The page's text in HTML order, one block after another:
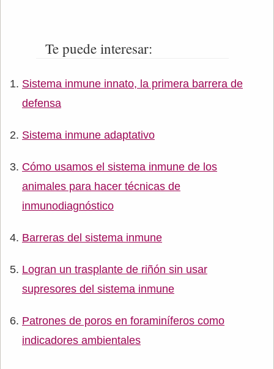
Te puede interesar:
Sistema inmune innato, la primera barrera de
defensa
Sistema inmune adaptativo
Cómo usamos el sistema inmune de los
animales para hacer técnicas de
inmunodiagnóstico
Barreras del sistema inmune
Logran un trasplante de riñón sin usar
supresores del sistema inmune
Patrones de poros en foraminíferos como
indicadores ambientales